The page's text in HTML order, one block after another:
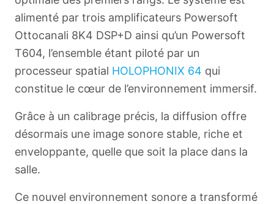
alimenté par trois amplificateurs Powersoft
Ottocanali 8K4 DSP+D ainsi qu’un Powersoft
T604, l’ensemble étant piloté par un
processeur spatial HOLOPHONIX 64 qui
constitue le cœur de l’environnement immersif.
Grâce à un calibrage précis, la diffusion offre
désormais une image sonore stable, riche et
enveloppante, quelle que soit la place dans la
salle.
Ce nouvel environnement sonore a transformé